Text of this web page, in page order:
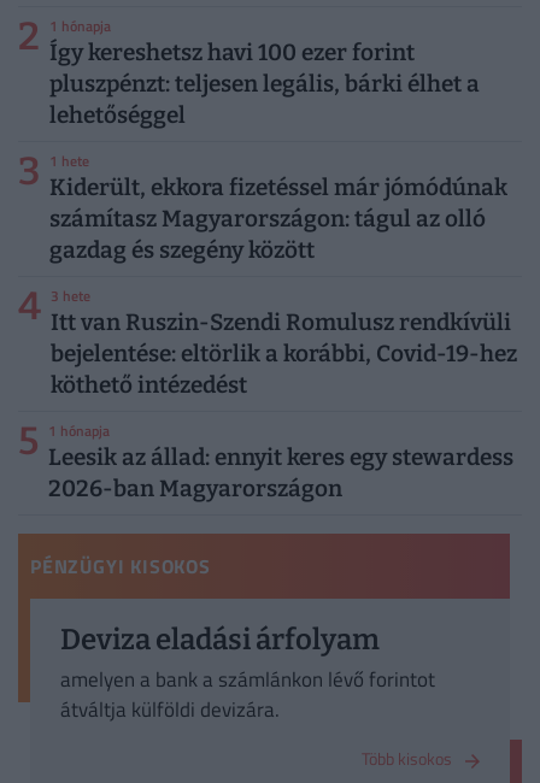
2 1 hónapja
Így kereshetsz havi 100 ezer forint
pluszpénzt: teljesen legális, bárki élhet a
lehetőséggel
3 1 hete
Kiderült, ekkora fizetéssel már jómódúnak
számítasz Magyarországon: tágul az olló
gazdag és szegény között
4 3 hete
Itt van Ruszin-Szendi Romulusz rendkívüli
bejelentése: eltörlik a korábbi, Covid-19-hez
köthető intézedést
5 1 hónapja
Leesik az állad: ennyit keres egy stewardess
2026-ban Magyarországon
PÉNZÜGYI KISOKOS
Deviza eladási árfolyam
amelyen a bank a számlánkon lévő forintot
átváltja külföldi devizára.
Több kisokos